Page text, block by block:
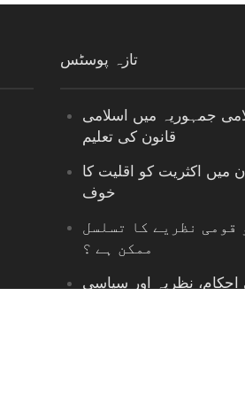
تازہ پوسٹس
جمہوریہ میں اسلامی
قانون کی تعلیم
میں اکثریت کو اقلیت کا
خوف
قومی نظریے کا تسلسل
ممکن ہے ؟
احکام، نظریہ اور سیاسی